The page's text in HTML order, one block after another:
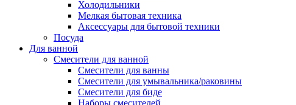
Холодильники
Мелкая бытовая техника
Аксессуары для бытовой техники
Посуда
Для ванной
Смесители для ванной
Смесители для ванны
Смесители для умывальника/раковины
Смесители для биде
Наборы смесителей